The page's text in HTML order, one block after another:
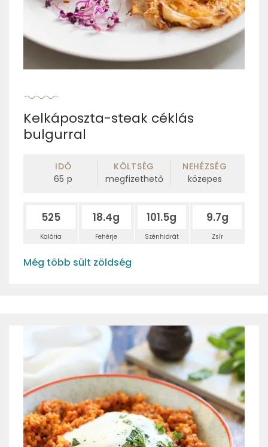
Kelkáposzta-steak céklás
bulgurral
IDŐ
65 p
KÖLTSÉG
megfizethető
NEHÉZSÉG
közepes
525
Kalória
18.4g
Fehérje
101.5g
Szénhidrát
9.7g
Zsír
Még több sült zöldség